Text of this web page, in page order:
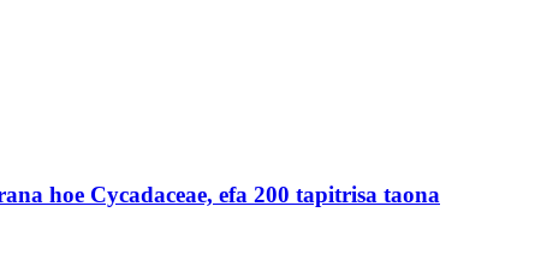
hoe Cycadaceae, efa 200 tapitrisa taona